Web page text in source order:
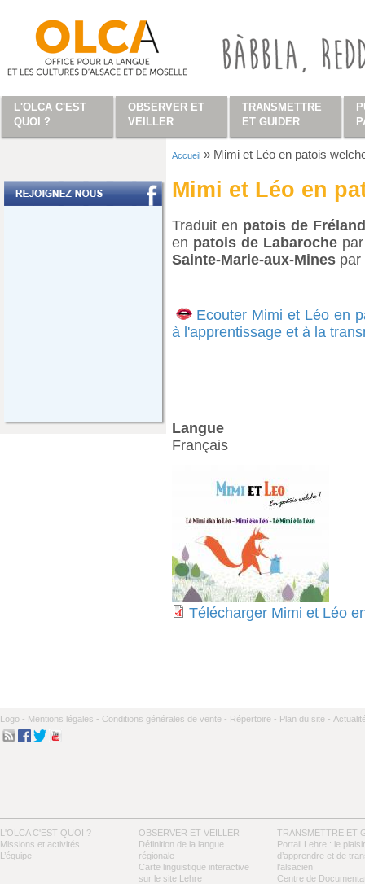
Accueil » Mimi et Léo en patois
Mimi et Léo en
Traduit en patois de Fréland
en patois de Labarochepar
Sainte-Marie-aux-Mines par
Ecouter Mimi et Léo en
à l'apprentissage et à la
Langue
Français
Télécharger Mimi et Léo
Logo - Mentions légales - Conditions générales de vente - Répertoire - Plan du site -
L'OLCA C'EST QUOI ?
Missions et activités
L’équipe
OBSERVER ET VEILLER
Définition de la langue
régionale
Carte linguistique interactive
sur le site Lehre
TRANSMETTRE ET
Portail Lehre : le plaisir
d’apprendre et de
l’alsacien
Centre de
L'OLCA C'EST
QUOI ?
OBSERVER ET
VEILLER
TRANSMETTRE
ET GUIDER